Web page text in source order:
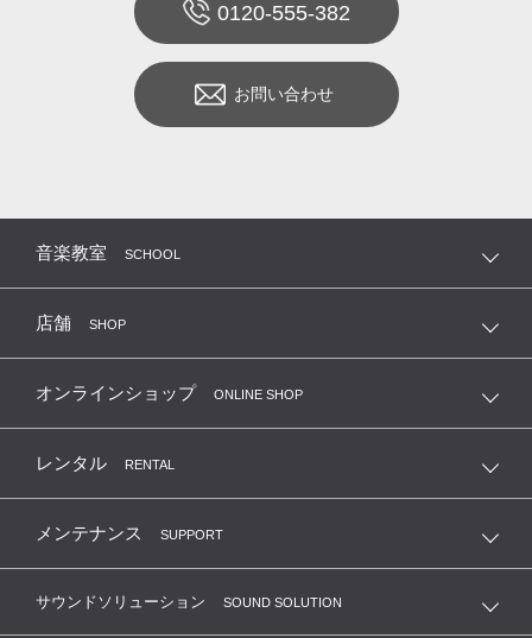
0120-555-382
お問い合わせ
音楽教室 SCHOOL
店舗 SHOP
オンラインショップ ONLINE SHOP
レンタル RENTAL
メンテナンス SUPPORT
サウンドソリューション SOUND SOLUTION